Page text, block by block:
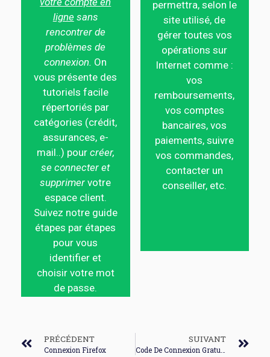
ligne sans
rencontrer de
problèmes de
connexion. On
vous présente des
tutoriels facile
répertoriés par
catégories (crédit,
assurances, e-
mail..) pour créer,
se connecter et
supprimer votre
espace client.
Suivez notre guide
étapes par étapes
pour vous
identifier et
choisir votre mot
de passe.
permettra, selon le
site utilisé, de
gérer toutes vos
opérations sur
Internet comme :
vos
remboursements,
vos comptes
bancaires, vos
paiements, suivre
vos commandes,
contacter un
conseiller, etc.
PRÉCÉDENT
Connexion Firefox
SUIVANT